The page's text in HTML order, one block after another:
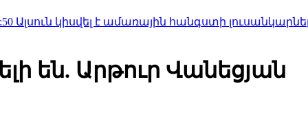
է ամառային հանգստի լուսանկարներով
են. Արթուր Վանեցյան